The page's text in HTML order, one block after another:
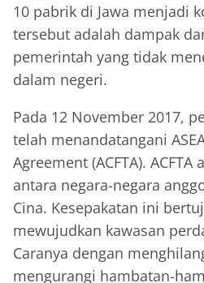
10 pabrik di Jawa menjadi
tersebut adalah dampak
pemerintah yang tidak
dalam negeri.
Pada 12 November 2017,
telah menandatangani
Agreement (ACFTA).
antara negara-negara
Cina. Kesepakatan ini
mewujudkan kawasan
Caranya dengan
mengurangi hambatan-